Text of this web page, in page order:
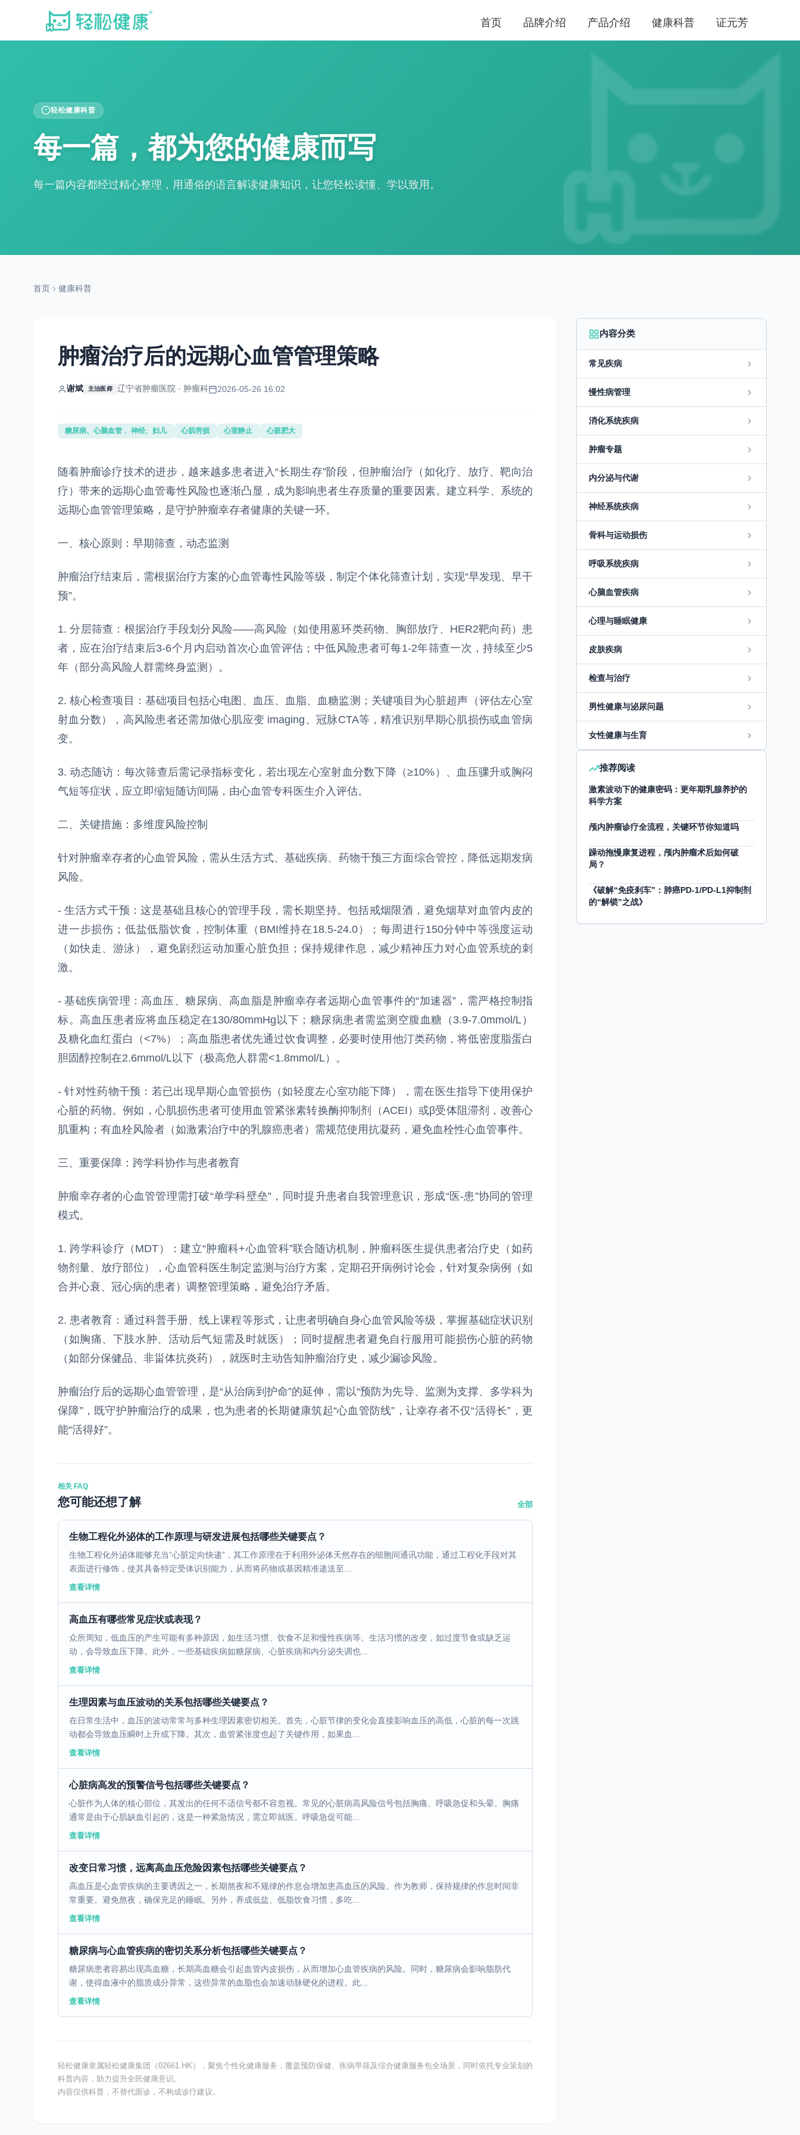
首页 品牌介绍 产品介绍 健康科普 证元芳
轻松健康科普
每一篇，都为您的健康而写
每一篇内容都经过精心整理，用通俗的语言解读健康知识，让您轻松读懂、学以致用。
首页 健康科普
肿瘤治疗后的远期心血管管理策略
谢斌 主治医师 辽宁省肿瘤医院 · 肿瘤科 2026-05-26 16:02
糖尿病、心脑血管 、神经、妇儿 心肌劳损 心室静止 心脏肥大
随着肿瘤诊疗技术的进步，越来越多患者进入“长期生存”阶段，但肿瘤治疗（如化疗、放疗、靶向治
疗）带来的远期心血管毒性风险也逐渐凸显，成为影响患者生存质量的重要因素。建立科学、系统的
远期心血管管理策略，是守护肿瘤幸存者健康的关键一环。
一、核心原则：早期筛查，动态监测
肿瘤治疗结束后，需根据治疗方案的心血管毒性风险等级，制定个体化筛查计划，实现“早发现、早干
预”。
1. 分层筛查：根据治疗手段划分风险——高风险（如使用蒽环类药物、胸部放疗、HER2靶向药）患
者，应在治疗结束后3-6个月内启动首次心血管评估；中低风险患者可每1-2年筛查一次，持续至少5
年（部分高风险人群需终身监测）。
2. 核心检查项目：基础项目包括心电图、血压、血脂、血糖监测；关键项目为心脏超声（评估左心室
射血分数），高风险患者还需加做心肌应变 imaging、冠脉CTA等，精准识别早期心肌损伤或血管病
变。
3. 动态随访：每次筛查后需记录指标变化，若出现左心室射血分数下降（≥10%）、血压骤升或胸闷
气短等症状，应立即缩短随访间隔，由心血管专科医生介入评估。
二、关键措施：多维度风险控制
针对肿瘤幸存者的心血管风险，需从生活方式、基础疾病、药物干预三方面综合管控，降低远期发病
风险。
- 生活方式干预：这是基础且核心的管理手段，需长期坚持。包括戒烟限酒，避免烟草对血管内皮的
进一步损伤；低盐低脂饮食，控制体重（BMI维持在18.5-24.0）；每周进行150分钟中等强度运动
（如快走、游泳），避免剧烈运动加重心脏负担；保持规律作息，减少精神压力对心血管系统的刺
激。
- 基础疾病管理：高血压、糖尿病、高血脂是肿瘤幸存者远期心血管事件的“加速器”，需严格控制指
标。高血压患者应将血压稳定在130/80mmHg以下；糖尿病患者需监测空腹血糖（3.9-7.0mmol/L）
及糖化血红蛋白（<7%）；高血脂患者优先通过饮食调整，必要时使用他汀类药物，将低密度脂蛋白
胆固醇控制在2.6mmol/L以下（极高危人群需<1.8mmol/L）。
- 针对性药物干预：若已出现早期心血管损伤（如轻度左心室功能下降），需在医生指导下使用保护
心脏的药物。例如，心肌损伤患者可使用血管紧张素转换酶抑制剂（ACEI）或β受体阻滞剂，改善心
肌重构；有血栓风险者（如激素治疗中的乳腺癌患者）需规范使用抗凝药，避免血栓性心血管事件。
三、重要保障：跨学科协作与患者教育
肿瘤幸存者的心血管管理需打破“单学科壁垒”，同时提升患者自我管理意识，形成“医-患”协同的管理
模式。
1. 跨学科诊疗（MDT）：建立“肿瘤科+心血管科”联合随访机制，肿瘤科医生提供患者治疗史（如药
物剂量、放疗部位），心血管科医生制定监测与治疗方案，定期召开病例讨论会，针对复杂病例（如
合并心衰、冠心病的患者）调整管理策略，避免治疗矛盾。
2. 患者教育：通过科普手册、线上课程等形式，让患者明确自身心血管风险等级，掌握基础症状识别
（如胸痛、下肢水肿、活动后气短需及时就医）；同时提醒患者避免自行服用可能损伤心脏的药物
（如部分保健品、非甾体抗炎药），就医时主动告知肿瘤治疗史，减少漏诊风险。
肿瘤治疗后的远期心血管管理，是“从治病到护命”的延伸，需以“预防为先导、监测为支撑、多学科为
保障”，既守护肿瘤治疗的成果，也为患者的长期健康筑起“心血管防线”，让幸存者不仅“活得长”，更
能“活得好”。
相关 FAQ
您可能还想了解 全部
生物工程化外泌体的工作原理与研发进展包括哪些关键要点？
生物工程化外泌体能够充当“心脏定向快递”，其工作原理在于利用外泌体天然存在的细胞间通讯功能，通过工程化手段对其
表面进行修饰，使其具备特定受体识别能力，从而将药物或基因精准递送至...
查看详情
高血压有哪些常见症状或表现？
众所周知，低血压的产生可能有多种原因，如生活习惯、饮食不足和慢性疾病等。生活习惯的改变，如过度节食或缺乏运
动，会导致血压下降。此外，一些基础疾病如糖尿病、心脏疾病和内分泌失调也...
查看详情
生理因素与血压波动的关系包括哪些关键要点？
在日常生活中，血压的波动常常与多种生理因素密切相关。首先，心脏节律的变化会直接影响血压的高低，心脏的每一次跳
动都会导致血压瞬时上升或下降。其次，血管紧张度也起了关键作用，如果血...
查看详情
心脏病高发的预警信号包括哪些关键要点？
心脏作为人体的核心部位，其发出的任何不适信号都不容忽视。常见的心脏病高风险信号包括胸痛、呼吸急促和头晕。胸痛
通常是由于心肌缺血引起的，这是一种紧急情况，需立即就医。呼吸急促可能...
查看详情
改变日常习惯，远离高血压危险因素包括哪些关键要点？
高血压是心血管疾病的主要诱因之一，长期熬夜和不规律的作息会增加患高血压的风险。作为教师，保持规律的作息时间非
常重要。避免熬夜，确保充足的睡眠。另外，养成低盐、低脂饮食习惯，多吃...
查看详情
糖尿病与心血管疾病的密切关系分析包括哪些关键要点？
糖尿病患者容易出现高血糖，长期高血糖会引起血管内皮损伤，从而增加心血管疾病的风险。同时，糖尿病会影响脂肪代
谢，使得血液中的脂质成分异常，这些异常的血脂也会加速动脉硬化的进程。此...
查看详情
轻松健康隶属轻松健康集团（02661.HK），聚焦个性化健康服务，覆盖预防保健、疾病早筛及综合健康服务包全场景，同时依托专业策划的
科普内容，助力提升全民健康意识。
内容仅供科普，不替代面诊，不构成诊疗建议。
内容分类
常见疾病
慢性病管理
消化系统疾病
肿瘤专题
内分泌与代谢
神经系统疾病
骨科与运动损伤
呼吸系统疾病
心脑血管疾病
心理与睡眠健康
皮肤疾病
检查与治疗
男性健康与泌尿问题
女性健康与生育
推荐阅读
激素波动下的健康密码：更年期乳腺养护的
科学方案
颅内肿瘤诊疗全流程，关键环节你知道吗
躁动拖慢康复进程，颅内肿瘤术后如何破
局？
《破解“免疫刹车”：肺癌PD-1/PD-L1抑制剂
的“解锁”之战》